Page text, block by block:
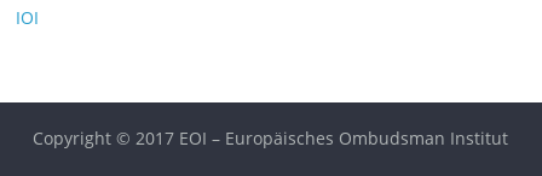
IOI
Copyright © 2017 EOI – Europäisches Ombudsman Institut